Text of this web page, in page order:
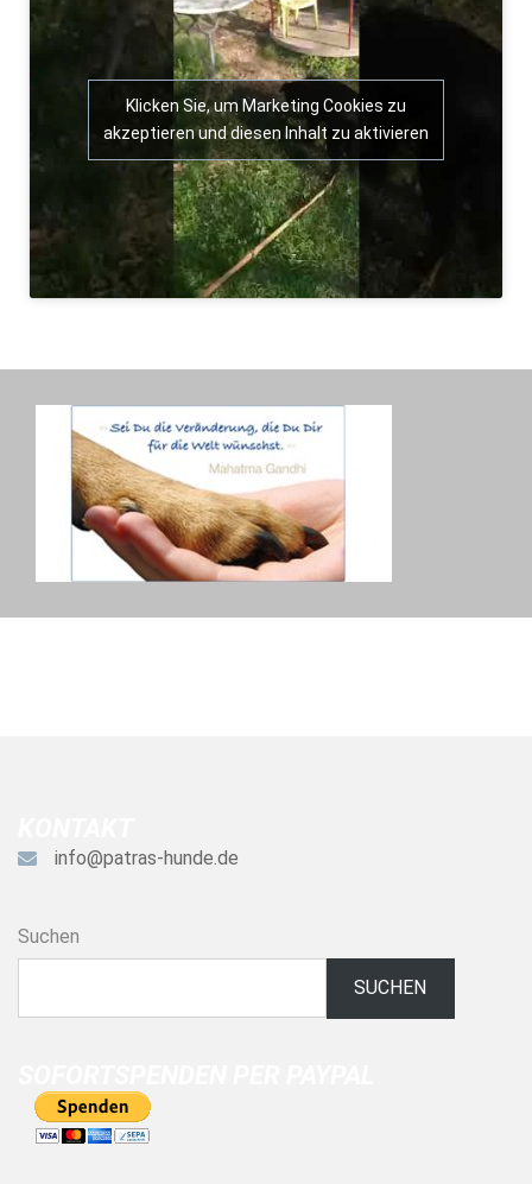
Klicken Sie, um Marketing Cookies zu
akzeptieren und diesen Inhalt zu aktivieren
info@patras-hunde.de
Suchen
SUCHEN